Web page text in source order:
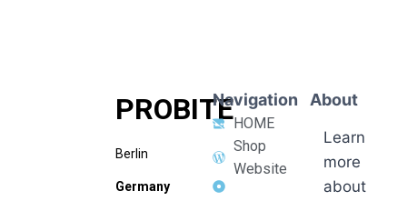
PROBITE
Berlin
Germany
Navigation
HOME
Shop
Website
About
Learn
more
about